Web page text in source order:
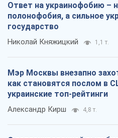
Ответ на украинофобию –
полонофобия, а сильное
государство
Николай Княжицкий 1,1 т.
Мэр Москвы внезапно
как становятся послом в
украинские топ-рейтинги
Александр Кирш 4,8 т.